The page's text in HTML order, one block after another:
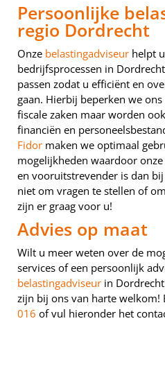
Persoonlijke
regio Dordrecht
Onze belastingadviseur helpt
bedrijfsprocessen in
passen zodat u efficiënt en
gaan. Hierbij beperken we
fiscale zaken maar worden
financiën en
Fidor maken we optimaal
mogelijkheden waardoor
en vooruitstrevender is dan
niet om vragen te stellen of
zijn er graag voor u!
Advies op maat
Wilt u meer weten over de
services of een persoonlijk
belastingadviseur in
zijn bij ons van harte welkom!
016 of vul hieronder het